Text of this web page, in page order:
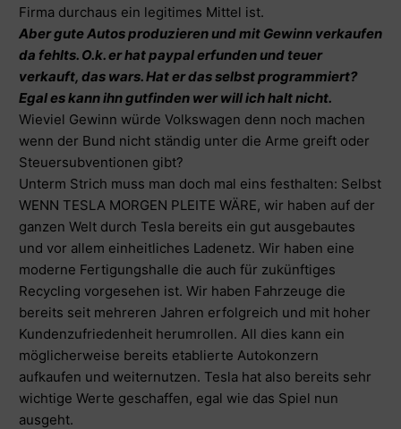
Firma durchaus ein legitimes Mittel ist.
Aber gute Autos produzieren und mit Gewinn verkaufen
da fehlts. O.k. er hat paypal erfunden und teuer
verkauft, das wars. Hat er das selbst programmiert?
Egal es kann ihn gutfinden wer will ich halt nicht.
Wieviel Gewinn würde Volkswagen denn noch machen
wenn der Bund nicht ständig unter die Arme greift oder
Steuersubventionen gibt?
Unterm Strich muss man doch mal eins festhalten: Selbst
WENN TESLA MORGEN PLEITE WÄRE, wir haben auf der
ganzen Welt durch Tesla bereits ein gut ausgebautes
und vor allem einheitliches Ladenetz. Wir haben eine
moderne Fertigungshalle die auch für zukünftiges
Recycling vorgesehen ist. Wir haben Fahrzeuge die
bereits seit mehreren Jahren erfolgreich und mit hoher
Kundenzufriedenheit herumrollen. All dies kann ein
möglicherweise bereits etablierte Autokonzern
aufkaufen und weiternutzen. Tesla hat also bereits sehr
wichtige Werte geschaffen, egal wie das Spiel nun
ausgeht.